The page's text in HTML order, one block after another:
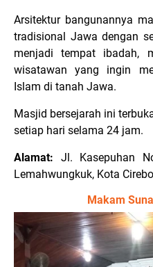
Arsitektur bangunannya
tradisional Jawa dengan
menjadi tempat ibadah,
wisatawan yang ingin
Islam di tanah Jawa.
Masjid bersejarah ini
setiap hari selama 24 jam.
Alamat: Jl. Kasepuhan
Lemahwungkuk, Kota
Makam